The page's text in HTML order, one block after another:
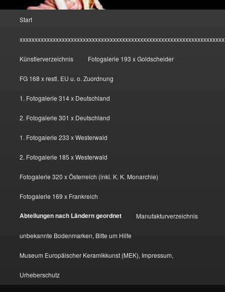
Start
Künstlerverzeichnis Fotogalerie 193 x Goldscheider
FG 168 x restl. EU u. o. Zuordnung
1. Fotogalerie 314 x Deutschland
2. Fotogalerie 301 x Deutschland
1. Fotogalerie 233 x Westerwald
2. Fotogalerie 185 x Westerwald
Fotogalerie 320 x Österreich (inkl. K. K. Monarchie)
Fotogalerie 169 x Frankreich
Abteilungen nach Ländern geordnet Manufakturverzeichnis
unbekannte Bodenmarken, Bitte um Hilfe
Museum Europäischer Keramikkunst (MEK), Impressum,
Urheberschutz